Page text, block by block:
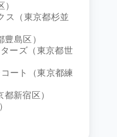
ス（東京都杉並
島区）
ーズ（東京都世
ート（東京都練
新宿区）